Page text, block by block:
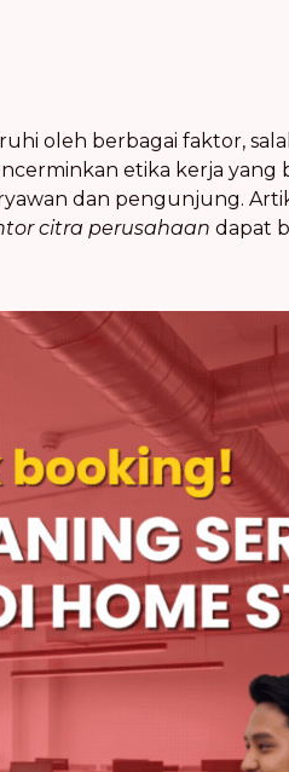
oleh berbagai faktor,
etika kerja
dan pengunjung.
citra perusahaan dapat